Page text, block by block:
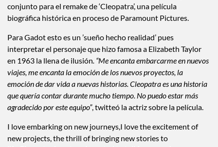
conjunto para el remake de ‘Cleopatra’, una película
biográfica histórica en proceso de Paramount Pictures.
Para Gadot esto es un ’sueño hecho realidad’ pues
interpretar el personaje que hizo famosa a Elizabeth Taylor
en 1963 la llena de ilusión. “Me encanta embarcarme en nuevos
viajes, me encanta la emoción de los nuevos proyectos, la
emoción de dar vida a nuevas historias. Cleopatra es una historia
que quería contar durante mucho tiempo. No puedo estar más
agradecido por este equipo”, twitteó la actriz sobre la película.
I love embarking on new journeys,I love the excitement of
new projects, the thrill of bringing new stories to